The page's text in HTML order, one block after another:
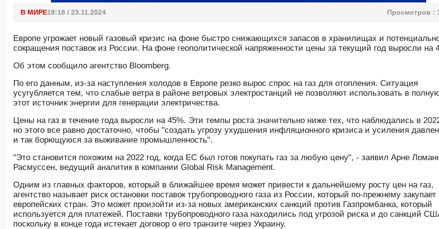
В МИРЕ18:18 / 23.11.2024 Просмотров :
Европе угрожает новый газовый кризис на фоне быстро снижающихся запасов в хранилищах и
сокращения поставок из России. На фоне геополитической напряженности цены за текущий год выросли на
Об этом сообщило агентство Bloomberg.
По его данным, из-за наступления холодов в Европе резко вырос спрос на газ для отопления. Ситуация
усугубляется тем, что слабые ветра в районе ветровых электростанций не позволяют использовать в
этот источник энергии для генерации электричества.
Цены на газ в течение года выросли на 45%. Эти темпы роста значительно ниже тех, что наблюдались в
но этого все равно достаточно, чтобы "создать угрозу ухудшения инфляционного кризиса и усиления
и так борющуюся за выживание промышленность".
"Это становится похожим на 2022 год, когда ЕС был готов покупать газ за любую цену", - заявил Арне
Расмуссен, ведущий аналитик в компании Global Risk Management.
Одним из главных факторов, который в ближайшее время может привести к дальнейшему росту цен на газ,
агентство называет риск остановки поставок трубопроводного газа из России, который по-прежнему закупает
европейских стран. Это может произойти из-за новых американских санкций против Газпромбанка, который
используется для платежей. Поставки трубопроводного газа находились под угрозой риска и до санкций
поскольку в конце года истекает договор о его транзите через Украину.